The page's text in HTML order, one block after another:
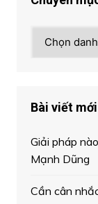
mục
Bài viết mới
Giải pháp
Mạnh Dũng
Cần cân